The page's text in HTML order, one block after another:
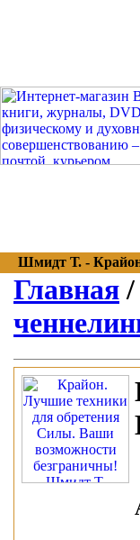
Шмидт Т. -
Главная /